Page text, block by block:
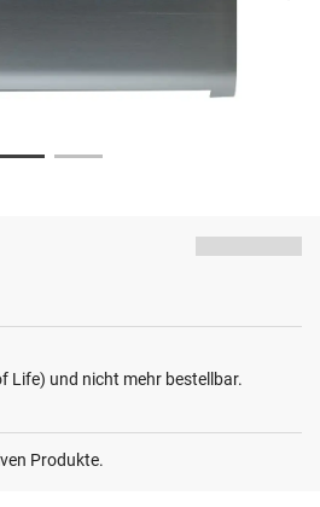
Life) und nicht mehr bestellbar.
Produkte.